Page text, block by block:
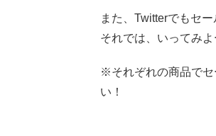
また、Twitterでもセ
それでは、いってみよ
※それぞれの商品でセ
い！